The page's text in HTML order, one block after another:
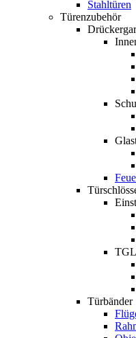
Stahltüren
Türenzubehör
Türbänder